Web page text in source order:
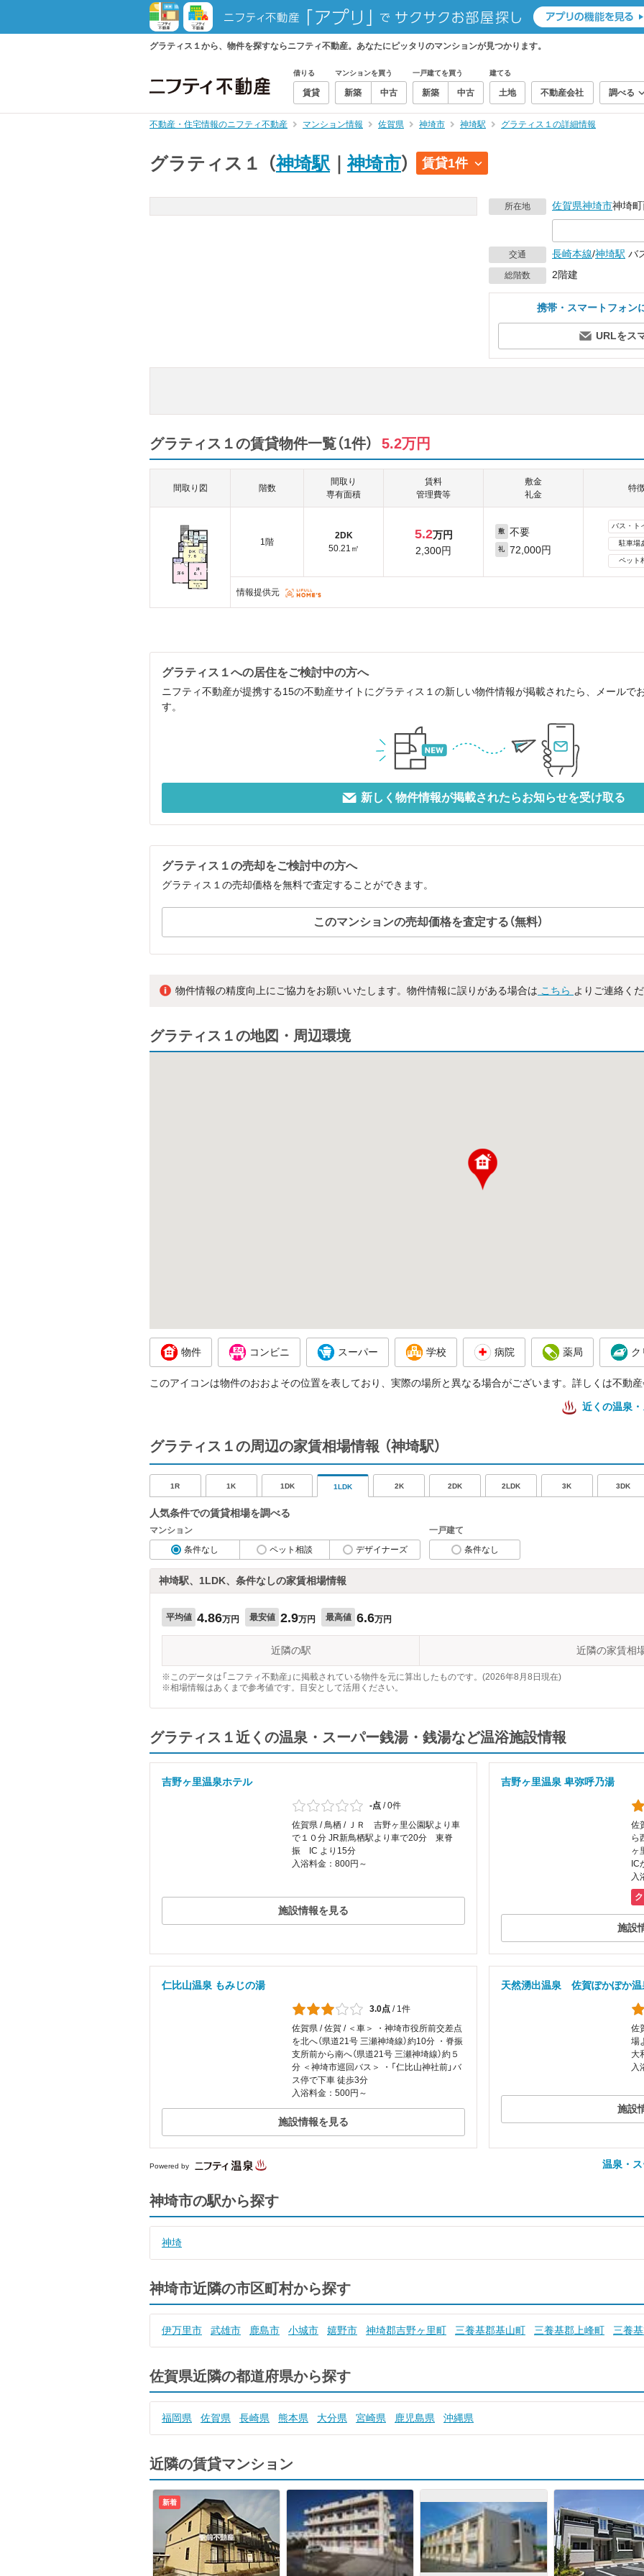
グラティス１から、物件を探すならニフティ不動産。あなたにピッタリのマンションが見つかります。
借りる
賃貸
マンションを買う
新築 中古
一戸建てを買う
新築 中古
建てる
土地 不動産会社 調べる
不動産・住宅情報のニフティ不動産 マンション情報 佐賀県 神埼市 神埼駅 グラティス１の詳細情報
グラティス１ （神埼駅 ｜神埼市） 賃貸1件
所在地 佐賀県神埼市神埼
交通 長崎本線/神埼駅 バ
総階数 2階建
携帯・スマートフォン
URLをス
グラティス１の賃貸物件一覧（1件） 5.2万円
間取り図 階数
間取り
専有面積
賃料
管理費等
敷金
礼金
特
1階
2DK
50.21㎡
5.2万円
2,300円
敷 不要
礼 72,000円
バス・ト
駐車場
ペット
情報提供元
グラティス１への居住をご検討中の方へ
ニフティ不動産が提携する15の不動産サイトにグラティス１の新しい物件情報が掲載されたら、メールで
す。
新しく物件情報が掲載されたらお知らせを受け取る
グラティス１の売却をご検討中の方へ
グラティス１の売却価格を無料で査定することができます。
このマンションの売却価格を査定する（無料）
物件情報の精度向上にご協力をお願いいたします。物件情報に誤りがある場合は こちら よりご連絡く
グラティス１の地図・周辺環境
物件 コンビニ スーパー 学校 病院 薬局 ク
このアイコンは物件のおおよその位置を表しており、実際の場所と異なる場合がございます。詳しくは不動
近くの温泉
グラティス１の周辺の家賃相場情報 （神埼駅）
1R 1K 1DK 1LDK 2K 2DK 2LDK 3K 3DK
人気条件での賃貸相場を調べる
マンション
条件なし
ペット相談 デザイナーズ
一戸建て
条件なし
神埼駅、1LDK、条件なしの家賃相場情報
平均値 4.86万円 最安値 2.9万円 最高値 6.6万円
近隣の駅 近隣の家賃相
※このデータは「ニフティ不動産」に掲載されている物件を元に算出したものです。(2026年8月8日現在)
※相場情報はあくまで参考値です。目安として活用ください。
グラティス１近くの温泉・スーパー銭湯・銭湯など温浴施設情報
吉野ヶ里温泉ホテル
-点 /0件
佐賀県 / 鳥栖 / ＪＲ 吉野ヶ里公園駅より車
で１０分 JR新鳥栖駅より車で20分 東脊
振 IC より15分
入浴料金：800円～
施設情報を見る
吉野ヶ里温泉 卑弥呼乃湯
佐
ら
ヶ
IC
入
施設
仁比山温泉 もみじの湯
3.0点 / 1件
佐賀県 / 佐賀 / ＜車＞ ・神埼市役所前交差点
を北へ（県道21号 三瀬神埼線）約10分 ・脊振
支所前から南へ（県道21号 三瀬神埼線）約５
分 ＜神埼市巡回バス＞ ・「仁比山神社前」バ
ス停で下車 徒歩3分
入浴料金：500円～
施設情報を見る
天然湧出温泉 佐賀ぽかぽか温
佐
場
大
入
施設
Powered by 温泉・
神埼市の駅から探す
神埼
神埼市近隣の市区町村から探す
伊万里市 武雄市 鹿島市 小城市 嬉野市 神埼郡吉野ヶ里町 三養基郡基山町 三養基郡上峰町 三養
佐賀県近隣の都道府県から探す
福岡県 佐賀県 長崎県 熊本県 大分県 宮崎県 鹿児島県 沖縄県
近隣の賃貸マンション
新着